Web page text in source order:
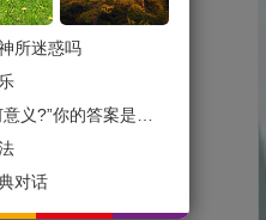
中塑景问风骚。
碧海所制立体画
七绝之三
所迷惑吗
“既然要死亡，生命有何意义?”你的答案是什么？
对话